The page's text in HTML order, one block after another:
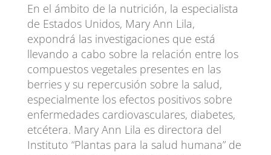
En el ámbito de la nutrición, la especialista
de Estados Unidos, Mary Ann Lila,
expondrá las investigaciones que está
llevando a cabo sobre la relación entre los
compuestos vegetales presentes en las
berries y su repercusión sobre la salud,
especialmente los efectos positivos sobre
enfermedades cardiovasculares, diabetes,
etcétera. Mary Ann Lila es directora del
Instituto “Plantas para la salud humana” de